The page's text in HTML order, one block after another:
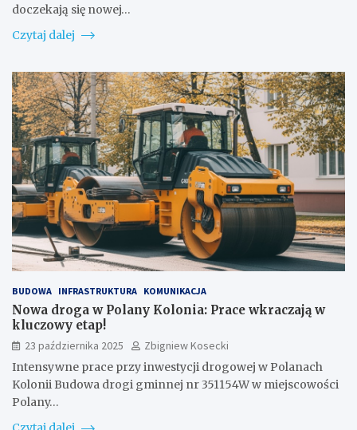
doczekają się nowej…
Czytaj dalej
BUDOWA INFRASTRUKTURA KOMUNIKACJA
Nowa droga w Polany Kolonia: Prace wkraczają w
kluczowy etap!
23 października 2025
Zbigniew Kosecki
Intensywne prace przy inwestycji drogowej w Polanach
Kolonii Budowa drogi gminnej nr 351154W w miejscowości
Polany…